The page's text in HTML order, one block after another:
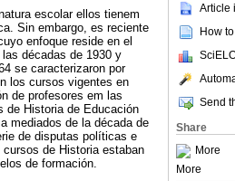
Article
How
Send
Share
More
More
escolar ellos tienem
Sin embargo, es reciente
enfoque reside en el
décadas de 1930 y
se caracterizaron por
los cursos vigentes en
de profesores em las
de Historia de Educación
mediados de la década de
de disputas políticas e
de Historia estaban
de formación.